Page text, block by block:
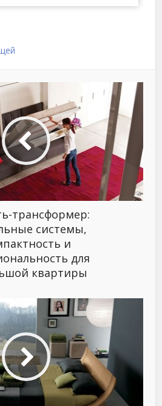
трансформер:
системы,
и
для
квартиры